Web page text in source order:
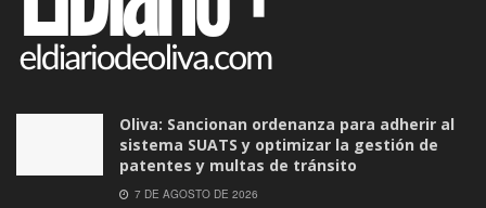
Oliva: Sancionan ordenanza para adherir al
sistema SUATS y optimizar la gestión de
patentes y multas de tránsito
7 DE AGOSTO DE 2026